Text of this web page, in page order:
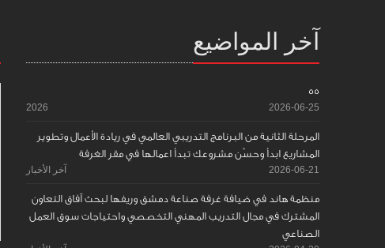
آخر المواضيع
55
2026-06-25
2026
المرحلة الثانية من البرنامج التدريبي العالمي في ريادة الأعمال وتطوير
المشاريع ابدأ وحسّن مشروعك تبدأ اعمالها في مقر الغرفة
2026-06-21 آخر الأخبار
منظمة هاند في ضيافة غرفة صناعة دمشق وريفها لبحث آفاق التعاون
المشترك في مجال التدريب المهني التخصصي واحتياجات سوق العمل
الصناعي